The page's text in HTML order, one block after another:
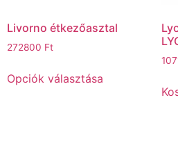
Livorno étkezőasztal
272800 Ft
Opciók választása